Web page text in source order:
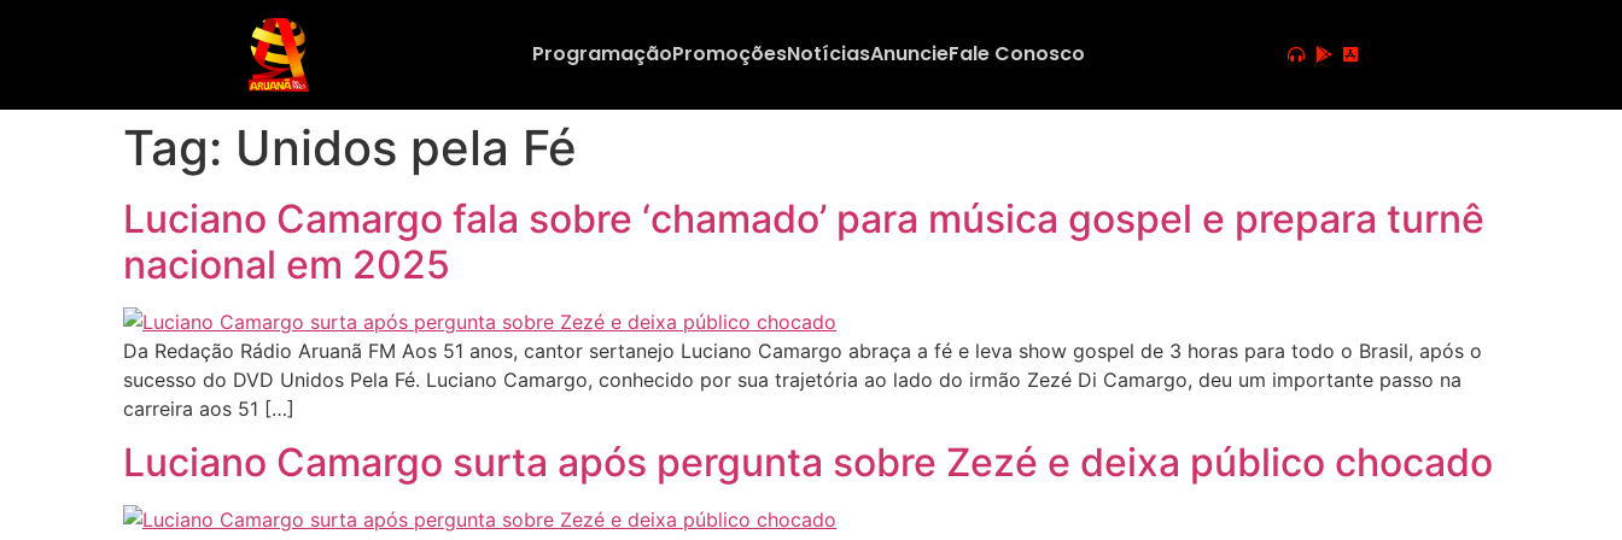
ProgramaçãoPromoçõesNotíciasAnuncieFale Conosco
Tag: Unidos pela Fé
Luciano Camargo fala sobre ‘chamado’ para música gospel e prepara turnê
nacional em 2025
Da Redação Rádio Aruanã FM Aos 51 anos, cantor sertanejo Luciano Camargo abraça a fé e leva show gospel de 3 horas para todo o Brasil, após o
sucesso do DVD Unidos Pela Fé. Luciano Camargo, conhecido por sua trajetória ao lado do irmão Zezé Di Camargo, deu um importante passo na
carreira aos 51 […]
Luciano Camargo surta após pergunta sobre Zezé e deixa público chocado